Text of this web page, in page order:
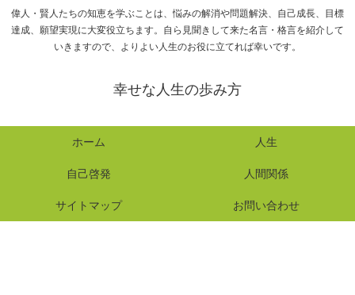
偉人・賢人たちの知恵を学ぶことは、悩みの解消や問題解決、自己成長、目標
達成、願望実現に大変役立ちます。自ら見聞きして来た名言・格言を紹介して
いきますので、よりよい人生のお役に立てれば幸いです。
幸せな人生の歩み方
ホーム 人生
自己啓発 人間関係
サイトマップ お問い合わせ